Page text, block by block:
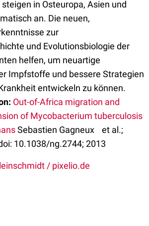
in Osteuropa, Asien und
an. Die neuen,
zur
und Evolutionsbiologie der
helfen, um neuartige
Impfstoffe und bessere Strategien
entwickeln zu können.
Out-of-Africa migration and
of Mycobacterium tuberculosis
Sebastien Gagneux et al.;
10.1038/ng.2744; 2013
/ pixelio.de